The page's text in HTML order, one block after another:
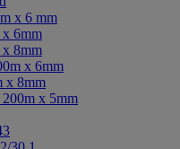
x 6 mm
6mm
8mm
x 6mm
x 8mm
x 5mm